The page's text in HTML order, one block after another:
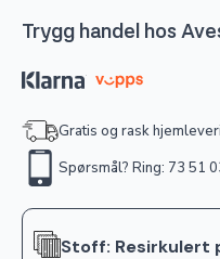
Trygg handel hos
Gratis og rask
Spørsmål? Ring: 73 51
Stoff: Resirkulert